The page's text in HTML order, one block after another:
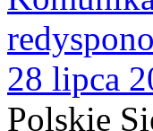
28 lipca
Polskie